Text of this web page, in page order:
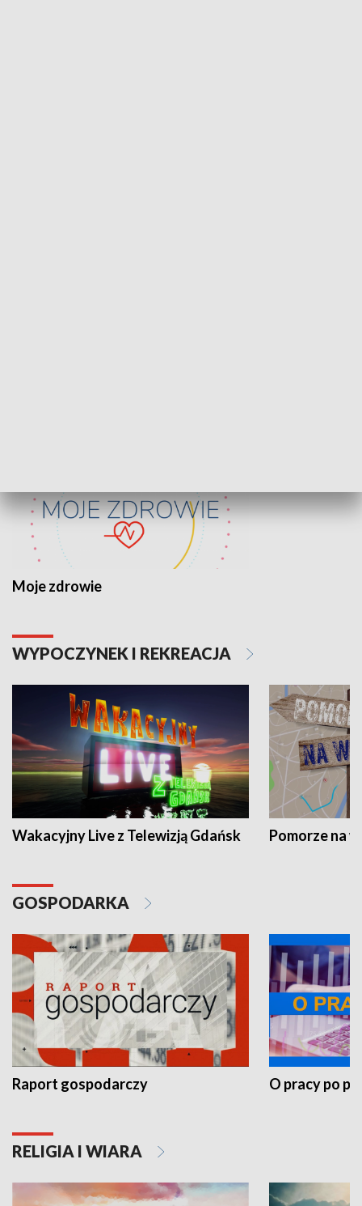
Moje zdrowie
WYPOCZYNEK I REKREACJA
Wakacyjny Live z Telewizją Gdańsk Pomorze na
GOSPODARKA
Raport gospodarczy O pracy po
RELIGIA I WIARA